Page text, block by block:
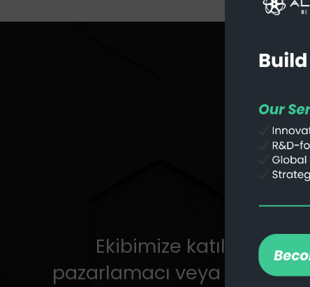
Ekibimize katılmak
pazarlamacı veya stratejist